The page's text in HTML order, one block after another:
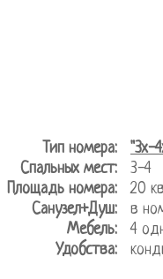
Тип номера:
"3х-
Спальных мест:
3-4
Площадь номера:
20
Санузел+Душ:
в
Мебель:
4
Удобства: